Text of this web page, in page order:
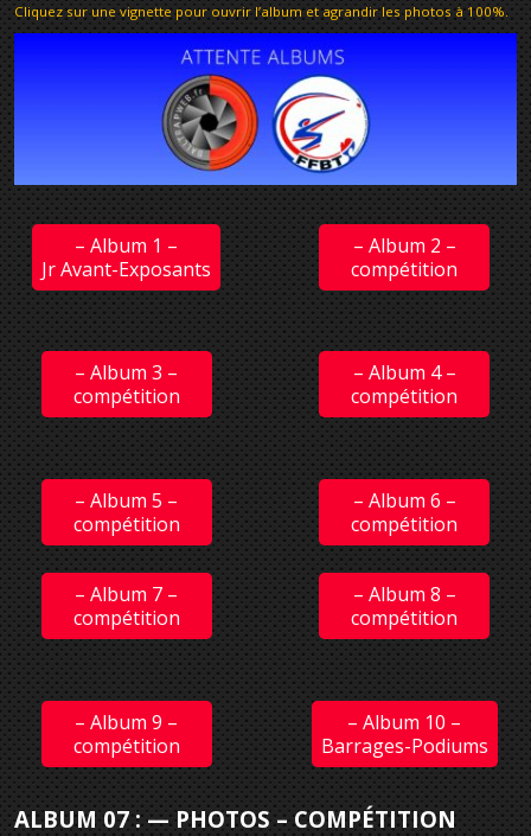
Cliquez sur une vignette pour ouvrir l’album et agrandir les photos à 100%
– Album 1 –
Jr Avant-Exposants
– Album 2 –
compétition
– Album 3 –
compétition
– Album 4 –
compétition
– Album 5 –
compétition
– Album 6 –
compétition
– Album 7 –
compétition
– Album 8 –
compétition
– Album 9 –
compétition
– Album 10 –
Barrages-Podiums
ALBUM 07 : — PHOTOS – COMPÉTITION